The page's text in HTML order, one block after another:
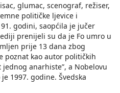
glumac, scenograf, režiser,
političke ljevice i
godini, saopćila je jučer
prenijeli su da je Fo umro u
prije 13 dana zbog
poznat kao autor političkih
anarhiste”, a Nobelovu
1997. godine. Švedska